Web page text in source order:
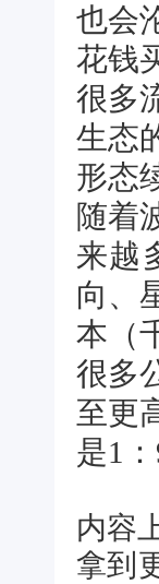
也会
花钱
很多
生态
形态
随着
来越
向、
本（
很多
至更
是1：
内容
拿到